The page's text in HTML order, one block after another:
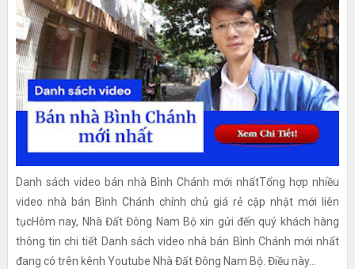
Danh sách video bán nhà Bình Chánh mới nhấtTổng hợp nhiều
video nhà bán Bình Chánh chính chủ giá rẻ cập nhật mới liên
tụcHôm nay, Nhà Đất Đông Nam Bộ xin gửi đến quý khách hàng
thông tin chi tiết Danh sách video nhà bán Bình Chánh mới nhất
đang có trên kênh Youtube Nhà Đất Đông Nam Bộ. Điều này...